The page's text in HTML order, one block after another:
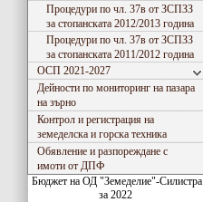
Процедури по чл. 37в от ЗСПЗЗ
за стопанската 2012/2013 година
Процедури по чл. 37в от ЗСПЗЗ
за стопанската 2011/2012 година
ОСП 2021-2027
Дейности по мониторинг на пазара
на зърно
Контрол и регистрация на
земеделска и горска техника
Обявление и разпореждане с
имоти от ДПФ
Бюджет на ОД "Земеделие"-Силистра
за 2022